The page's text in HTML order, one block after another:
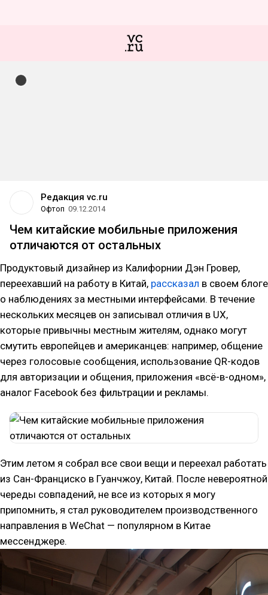
Редакция vc.ru
Офтоп 09.12.2014
Чем китайские мобильные приложения
отличаются от остальных
Продуктовый дизайнер из Калифорнии Дэн Гровер,
переехавший на работу в Китай, рассказал в своем блоге
о наблюдениях за местными интерфейсами. В течение
нескольких месяцев он записывал отличия в UX,
которые привычны местным жителям, однако могут
смутить европейцев и американцев: например, общение
через голосовые сообщения, использование QR-кодов
для авторизации и общения, приложения «всё-в-одном»,
аналог Facebook без фильтрации и рекламы.
Этим летом я собрал все свои вещи и переехал работать
из Сан-Франциско в Гуанчжоу, Китай. После невероятной
череды совпадений, не все из которых я могу
припомнить, я стал руководителем производственного
направления в WeChat — популярном в Китае
мессенджере.